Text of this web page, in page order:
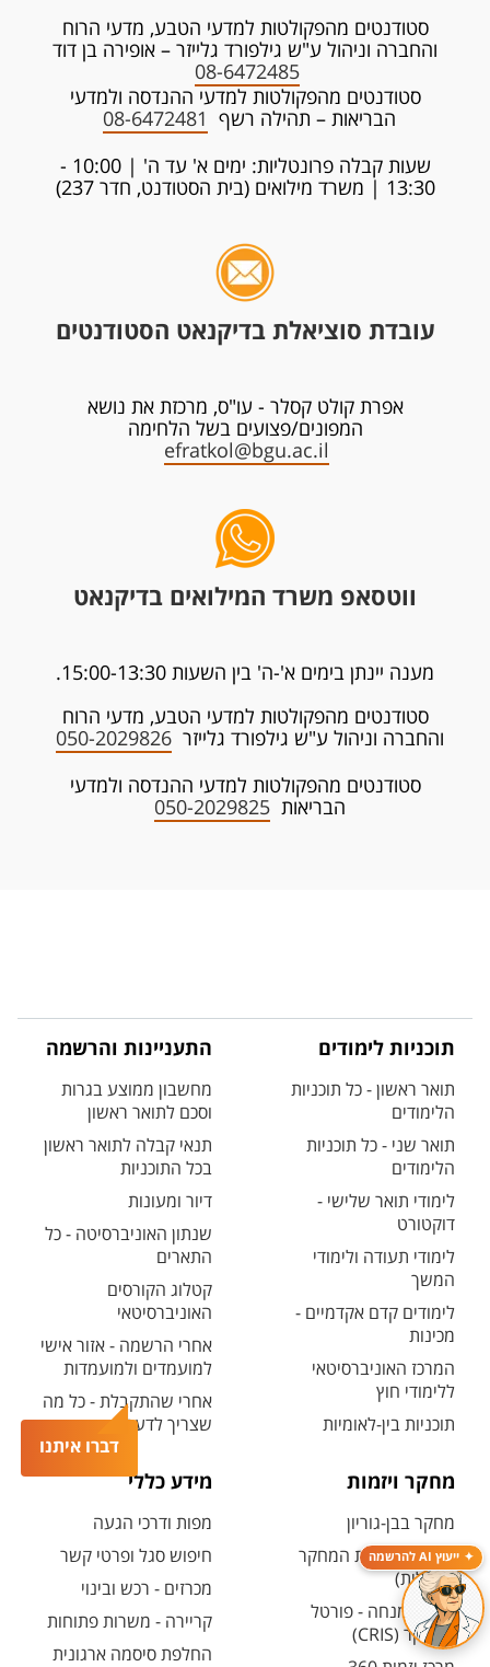
דברו איתנו
ייעוץ AI להרשמה
סטודנטים מהפקולטות למדעי הטבע, מדעי הרוח
והחברה וניהול ע"ש גילפורד גלייזר – אופירה בן דוד
08-6472485
סטודנטים מהפקולטות למדעי ההנדסה ולמדעי
הבריאות – תהילה רשף 08-6472481
שעות קבלה פרונטליות: ימים א' עד ה' | 10:00 -
13:30 | משרד מילואים (בית הסטודנט, חדר 237)
עובדת סוציאלת בדיקנאט הסטודנטים
אפרת קולט קסלר - עו"ס, מרכזת את נושא
המפונים/פצועים בשל הלחימה
efratkol@bgu.ac.il
ווטסאפ משרד המילואים בדיקנאט
מענה יינתן בימים א'-ה' בין השעות 15:00-13:30.
סטודנטים מהפקולטות למדעי הטבע, מדעי הרוח
והחברה וניהול ע"ש גילפורד גלייזר 050-2029826
סטודנטים מהפקולטות למדעי ההנדסה ולמדעי
הבריאות 050-2029825
תוכניות לימודים
תואר ראשון - כל תוכניות
הלימודים
תואר שני - כל תוכניות
הלימודים
לימודי תואר שלישי -
דוקטורט
לימודי תעודה ולימודי
המשך
לימודים קדם אקדמיים -
מכינות
המרכז האוניברסיטאי
ללימודי חוץ
תוכניות בין-לאומיות
התעניינות והרשמה
מחשבון ממוצע בגרות
וסכם לתואר ראשון
תנאי קבלה לתואר ראשון
בכל התוכניות
דיור ומעונות
שנתון האוניברסיטה - כל
התארים
קטלוג הקורסים
האוניברסיטאי
אחרי הרשמה - אזור אישי
למועמדים ולמועמדות
אחרי שהתקבלת - כל מה
שצריך לדעת
מחקר ויזמות
מחקר בבן-גוריון
קטלוג תשתיות המחקר
(אנגלית)
חיפוש מנחה - פורטל
המחקר (CRIS)
מידע כללי
מפות ודרכי הגעה
חיפוש סגל ופרטי קשר
מכרזים - רכש ובינוי
קריירה - משרות פתוחות
החלפת סיסמה ארגונית